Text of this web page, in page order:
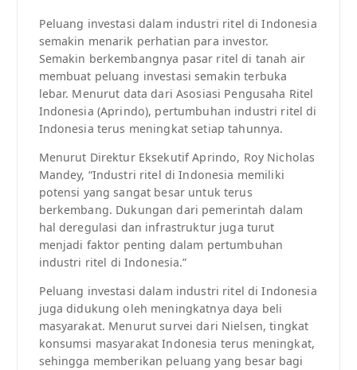
Peluang investasi dalam industri ritel di Indonesia
semakin menarik perhatian para investor.
Semakin berkembangnya pasar ritel di tanah air
membuat peluang investasi semakin terbuka
lebar. Menurut data dari Asosiasi Pengusaha Ritel
Indonesia (Aprindo), pertumbuhan industri ritel di
Indonesia terus meningkat setiap tahunnya.
Menurut Direktur Eksekutif Aprindo, Roy Nicholas
Mandey, “Industri ritel di Indonesia memiliki
potensi yang sangat besar untuk terus
berkembang. Dukungan dari pemerintah dalam
hal deregulasi dan infrastruktur juga turut
menjadi faktor penting dalam pertumbuhan
industri ritel di Indonesia.”
Peluang investasi dalam industri ritel di Indonesia
juga didukung oleh meningkatnya daya beli
masyarakat. Menurut survei dari Nielsen, tingkat
konsumsi masyarakat Indonesia terus meningkat,
sehingga memberikan peluang yang besar bagi